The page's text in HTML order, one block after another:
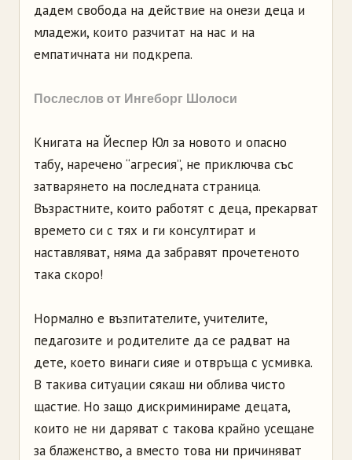
дадем свобода на действие на онези деца и
младежи, които разчитат на нас и на
емпатичната ни подкрепа.
Послеслов от Ингеборг Шолоси
Книгата на Йеспер Юл за новото и опасно
табу, наречено “агресия”, не приключва със
затварянето на последната страница.
Възрастните, които работят с деца, прекарват
времето си с тях и ги консултират и
наставляват, няма да забравят прочетеното
така скоро!
Нормално е възпитателите, учителите,
педагозите и родителите да се радват на
дете, което винаги сияе и отвръща с усмивка.
В такива ситуации сякаш ни облива чисто
щастие. Но защо дискриминираме децата,
които не ни даряват с такова крайно усещане
за блаженство, а вместо това ни причиняват